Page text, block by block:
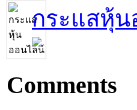
กระแสหุ้
Comments